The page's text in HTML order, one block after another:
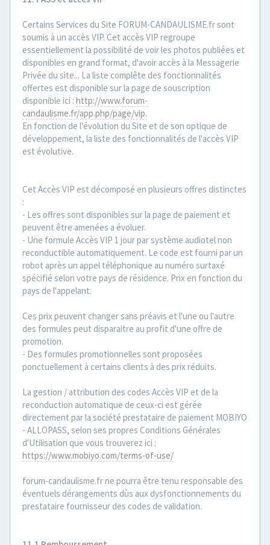
Certains Services du Site FORUM-CANDAULISME.fr sont
soumis à un accès VIP. Cet accès VIP regroupe
essentiellement la possibilité de voir les photos publiées et
disponibles en grand format, d'avoir accès à la Messagerie
Privée du site... La liste complête des fonctionnalités
offertes est disponible sur la page de souscription
disponible ici : http://www.forum-
candaulisme.fr/app.php/page/vip.
En fonction de l'évolution du Site et de son optique de
développement, la liste des fonctionnalités de l'accès VIP
est évolutive.
Cet Accès VIP est décomposé en plusieurs offres distinctes
:
- Les offres sont disponibles sur la page de paiement et
peuvent être amenées a évoluer.
- Une formule Accès VIP 1 jour par système audiotel non
reconductible automatiquement. Le code est fourni par un
robot après un appel téléphonique au numéro surtaxé
spécifié selon votre pays de résidence. Prix en fonction du
pays de l'appelant.
Ces prix peuvent changer sans préavis et l'une ou l'autre
des formules peut disparaitre au profit d'une offre de
promotion.
- Des formules promotionnelles sont proposées
ponctuellement à certains clients à des prix réduits.
La gestion / attribution des codes Accès VIP et de la
reconduction automatique de ceux-ci est gérée
directement par la société prestataire de paiement MOBIYO
- ALLOPASS, selon ses propres Conditions Générales
d'Utilisation que vous trouverez ici :
https://www.mobiyo.com/terms-of-use/
forum-candaulisme.fr ne pourra être tenu responsable des
éventuels dérangements dùs aux dysfonctionnements du
prestataire fournisseur des codes de validation.